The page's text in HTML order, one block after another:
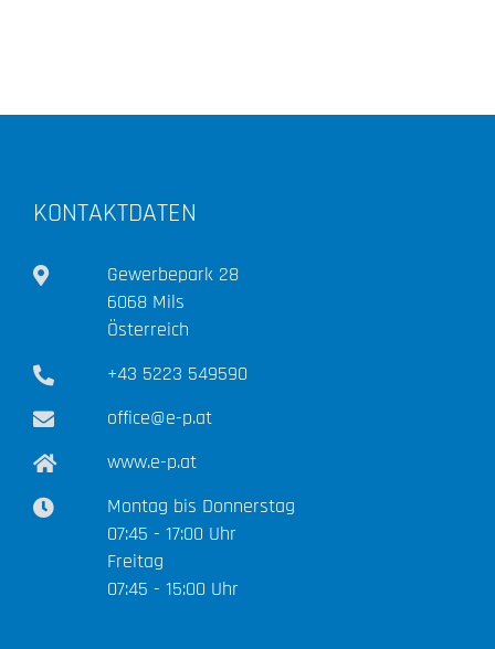
KONTAKTDATEN
Gewerbepark 28
6068 Mils
Österreich
+43 5223 549590
office@e-p.at
www.e-p.at
Montag bis Donnerstag
07:45 - 17:00 Uhr
Freitag
07:45 - 15:00 Uhr